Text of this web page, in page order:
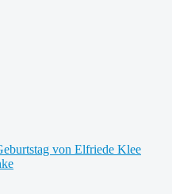
von Elfriede Klee